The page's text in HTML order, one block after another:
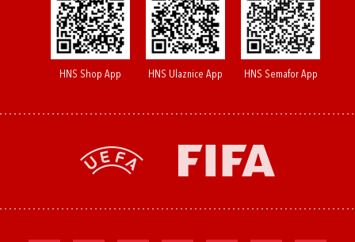
HNS Shop App HNS Ulaznice App HNS Semafor App